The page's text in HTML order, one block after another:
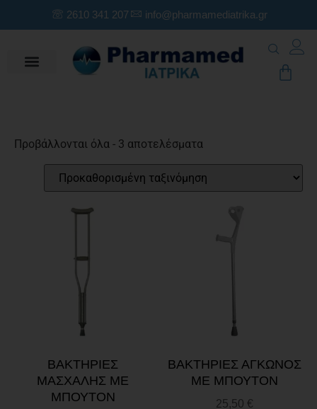
2610 341 207 info@pharmamediatrika.gr
Προβάλλονται όλα - 3 αποτελέσματα
ΒΑΚΤΗΡΙΕΣ
ΜΑΣΧΑΛΗΣ ΜΕ
ΜΠΟΥΤΟΝ
ΒΑΚΤΗΡΙΕΣ ΑΓΚΩΝΟΣ
ΜΕ ΜΠΟΥΤΟΝ
25,50 €